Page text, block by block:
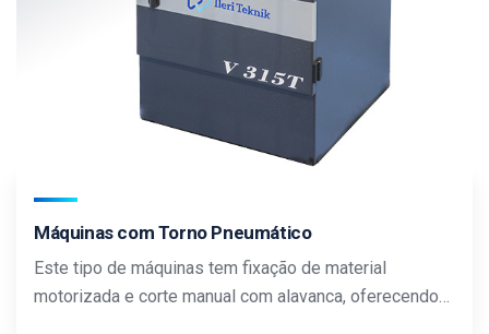
Máquinas com Torno Pneumático
Este tipo de máquinas tem fixação de material
motorizada e corte manual com alavanca, oferecendo…